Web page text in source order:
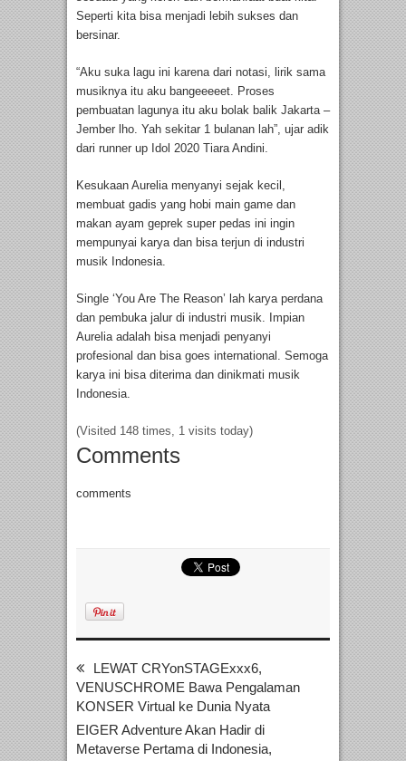
Seperti kita bisa menjadi lebih sukses dan
bersinar.
“Aku suka lagu ini karena dari notasi, lirik sama
musiknya itu aku bangeeeeet. Proses
pembuatan lagunya itu aku bolak balik Jakarta –
Jember lho. Yah sekitar 1 bulanan lah”, ujar adik
dari runner up Idol 2020 Tiara Andini.
Kesukaan Aurelia menyanyi sejak kecil,
membuat gadis yang hobi main game dan
makan ayam geprek super pedas ini ingin
mempunyai karya dan bisa terjun di industri
musik Indonesia.
Single ‘You Are The Reason’ lah karya perdana
dan pembuka jalur di industri musik. Impian
Aurelia adalah bisa menjadi penyanyi
profesional dan bisa goes international. Semoga
karya ini bisa diterima dan dinikmati musik
Indonesia.
(Visited 148 times, 1 visits today)
Comments
comments
LEWAT CRYonSTAGExxx6,
VENUSCHROME Bawa Pengalaman
KONSER Virtual ke Dunia Nyata
EIGER Adventure Akan Hadir di
Metaverse Pertama di Indonesia,